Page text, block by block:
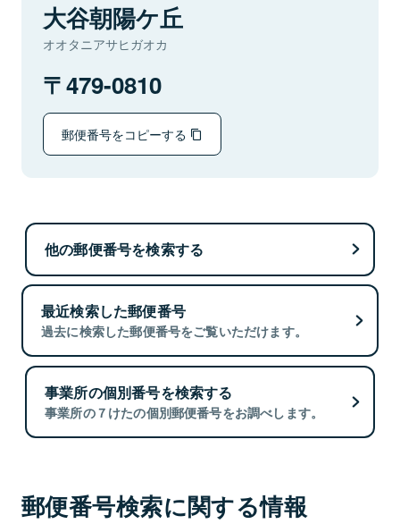
大谷朝陽ケ丘
オオタニアサヒガオカ
479-0810
郵便番号をコピーする
他の郵便番号を検索する
最近検索した郵便番号
過去に検索した郵便番号をご覧いただけます。
事業所の個別番号を検索する
事業所の７けたの個別郵便番号をお調べします。
郵便番号検索に関する情報